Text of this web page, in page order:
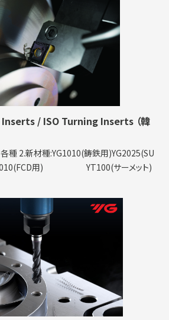
Inserts / ISO Turning Inserts （韓
種 2.新材種:YG1010(鋳鉄用)YG2025(SU
用) YT100(サーメット)